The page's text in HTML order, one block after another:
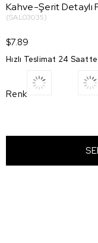
Kahve-Şerit Detaylı
(SAL03035)
$7.89
Hızlı Teslimat 24
Renk